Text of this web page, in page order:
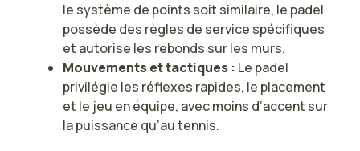
le système de points soit similaire, le padel
possède des règles de service spécifiques
et autorise les rebonds sur les murs.
Mouvements et tactiques : Le padel
privilégie les réflexes rapides, le placement
et le jeu en équipe, avec moins d’accent sur
la puissance qu’au tennis.